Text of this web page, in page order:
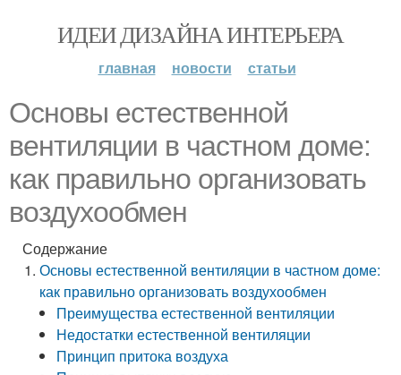
ИДЕИ ДИЗАЙНА ИНТЕРЬЕРА
главная новости статьи
Основы естественной
вентиляции в частном доме:
как правильно организовать
воздухообмен
Содержание
Основы естественной вентиляции в частном доме:
как правильно организовать воздухообмен
Преимущества естественной вентиляции
Недостатки естественной вентиляции
Принцип притока воздуха